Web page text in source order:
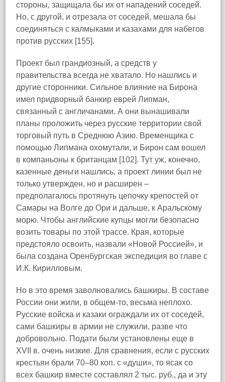
стороны, защищала бы их от нападений соседей.
Но, с другой, и отрезала от соседей, мешала бы
соединяться с калмыками и казахами для набегов
против русских [155].
Проект был грандиозный, а средств у
правительства всегда не хватало. Но нашлись и
другие сторонники. Сильное влияние на Бирона
имел придворный банкир еврей Липман,
связанный с англичанами. А они вынашивали
планы проложить через русские территории свой
торговый путь в Среднюю Азию. Временщика с
помощью Липмана охомутали, и Бирон сам вошел
в компаньоны к британцам [102]. Тут уж, конечно,
казенные деньги нашлись, а проект линии был не
только утвержден, но и расширен –
предполагалось протянуть цепочку крепостей от
Самары на Волге до Ори и дальше, к Аральскому
морю. Чтобы английские купцы могли безопасно
возить товары по этой трассе. Края, которые
предстояло освоить, назвали «Новой Россией», и
была создана Оренбургская экспедиция во главе с
И.К. Кирилловым.
Но в это время заволновались башкиры. В составе
России они жили, в общем-то, весьма неплохо.
Русские войска и казаки ограждали их от соседей,
сами башкиры в армии не служили, разве что
добровольно. Подати были установлены еще в
XVII в. очень низкие. Для сравнения, если с русских
крестьян брали 70–80 коп. с «души», то ясак со
всех башкир вместе составлял 2 тыс. руб., да и эту